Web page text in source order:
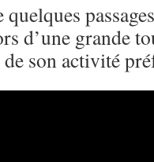
d’une grande
de son activité